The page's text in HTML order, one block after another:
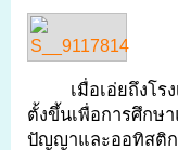
เมื่อเอ่ยถึงโ
ตั้งขึ้นเพื่อการศึกษ
ปัญญาและออทิสติ